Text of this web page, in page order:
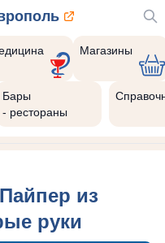
Магазины
Бары
- рестораны
из
руки